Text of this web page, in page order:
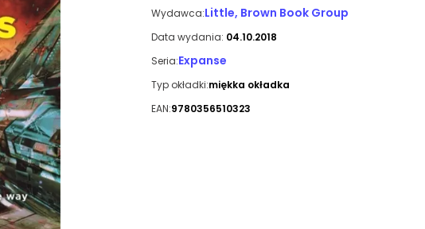
Wydawca:Little, Brown Book Group
Data wydania: 04.10.2018
Seria:Expanse
Typ okładki:miękka okładka
EAN:9780356510323